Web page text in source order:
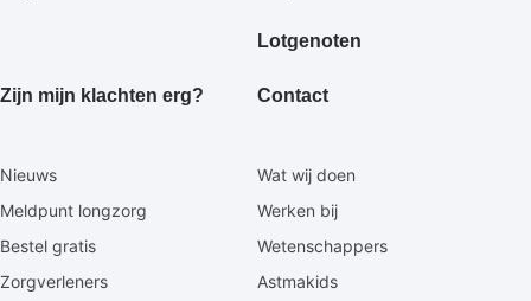
Lotgenoten
Zijn mijn klachten erg? Contact
Secundaire
Nieuws
Wat wij doen
Meldpunt longzorg
Werken bij
Bestel gratis
Wetenschappers
Zorgverleners
Astmakids